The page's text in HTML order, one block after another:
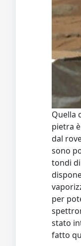
Quella
pietra
dal
sono
tondi
per
stato
fatto